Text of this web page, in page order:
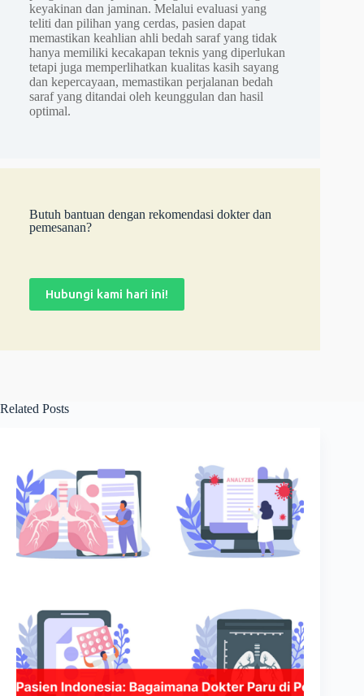
keyakinan dan jaminan. Melalui evaluasi yang
teliti dan pilihan yang cerdas, pasien dapat
memastikan keahlian ahli bedah saraf yang tidak
hanya memiliki kecakapan teknis yang diperlukan
tetapi juga memperlihatkan kualitas kasih sayang
dan kepercayaan, memastikan perjalanan bedah
saraf yang ditandai oleh keunggulan dan hasil
optimal.
Butuh bantuan dengan rekomendasi dokter dan
pemesanan?
Hubungi kami hari ini!
Related Posts